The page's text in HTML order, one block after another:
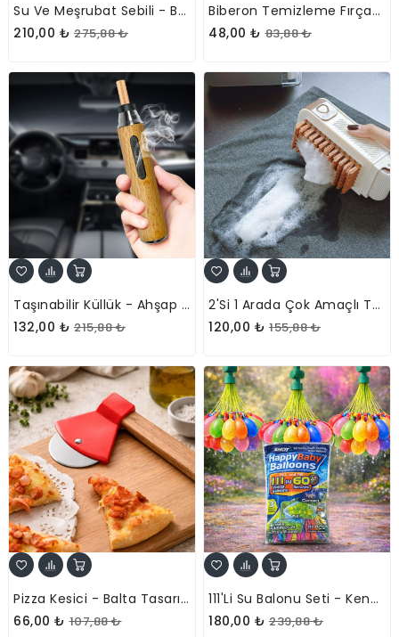
Su Ve Meşrubat Sebili - Buzdolabı Uyumlu - Musluklu - Kapaklı
210,00 ₺ 275,88 ₺
Biberon Temizleme Fırçası - Havuç Tasarımlı - 3'ü 1 Arada
48,00 ₺ 83,88 ₺
Taşınabilir Küllük - Ahşap Tasarımlı - İzmarit Hazneli
132,00 ₺ 215,88 ₺
2'si 1 Arada Çok Amaçlı Temizleyici Aparat - Sabun Hazneli - Fırçalı
120,00 ₺ 155,88 ₺
Pizza Kesici - Balta Tasarımlı - Ahşap Saplı - Paslanmaz Çelik Bıçaklı
66,00 ₺ 107,88 ₺
111'li Su Balonu Seti - Kendinden Bağlamalı - Hızlı Dolum Aparatlı
180,00 ₺ 239,88 ₺